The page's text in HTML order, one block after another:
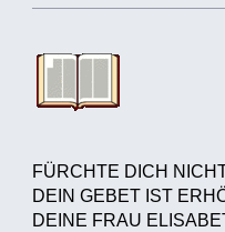
FÜRCHTE DICH
DEIN GEBET IST
DEINE FRAU